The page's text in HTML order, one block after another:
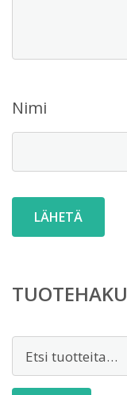
Nimi
TUOTEHAKU